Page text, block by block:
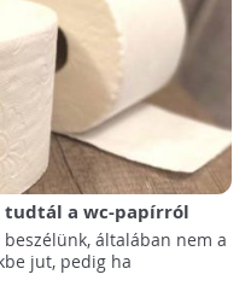
tudtál a wc-papírról
általában nem a
jut, pedig ha